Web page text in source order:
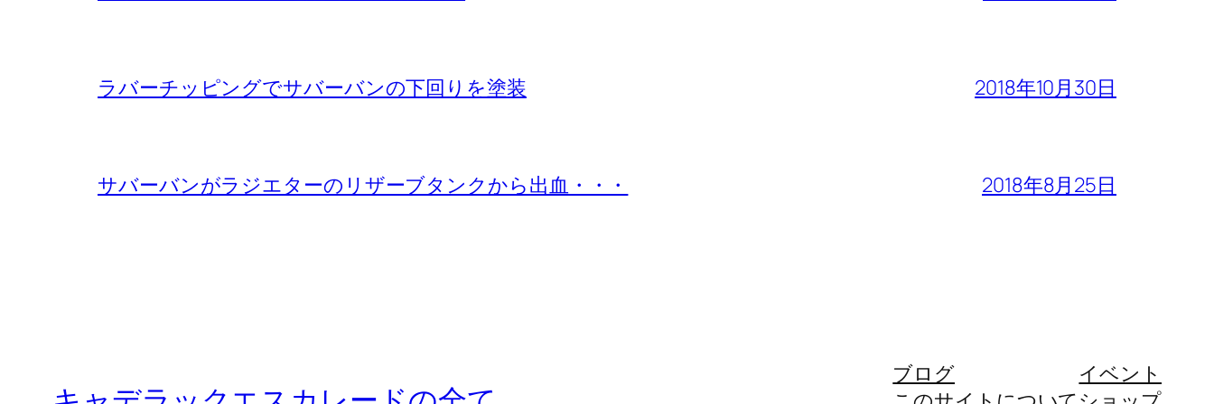
ラバーチッピングでサバーバンの下回りを塗装 2018年10月30日
サバーバンがラジエターのリザーブタンクから出血・・・ 2018年8月25日
ブログ
イベント